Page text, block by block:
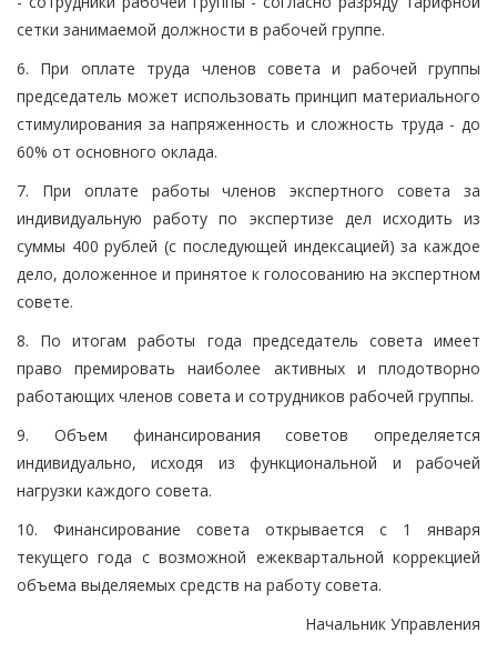
сетки занимаемой должности в рабочей группе.
6. При оплате труда членов совета и рабочей группы
председатель может использовать принцип материального
стимулирования за напряженность и сложность труда - до
60% от основного оклада.
7. При оплате работы членов экспертного совета за
индивидуальную работу по экспертизе дел исходить из
суммы 400 рублей (с последующей индексацией) за каждое
дело, доложенное и принятое к голосованию на экспертном
совете.
8. По итогам работы года председатель совета имеет
право премировать наиболее активных и плодотворно
работающих членов совета и сотрудников рабочей группы.
9. Объем финансирования советов определяется
индивидуально, исходя из функциональной и рабочей
нагрузки каждого совета.
10. Финансирование совета открывается с 1 января
текущего года с возможной ежеквартальной коррекцией
объема выделяемых средств на работу совета.
Начальник Управления